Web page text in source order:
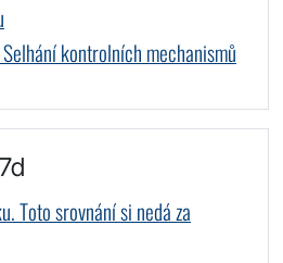
kontrolních mechanismů
Toto srovnání si nedá za